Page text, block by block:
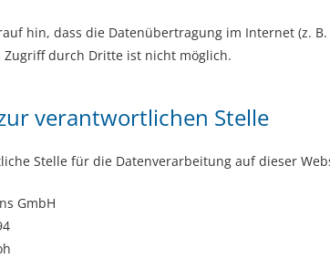
hin, dass die Datenübertragung im Internet (z.
Zugriff durch Dritte ist nicht möglich.
verantwortlichen Stelle
Stelle für die Datenverarbeitung auf dieser
GmbH